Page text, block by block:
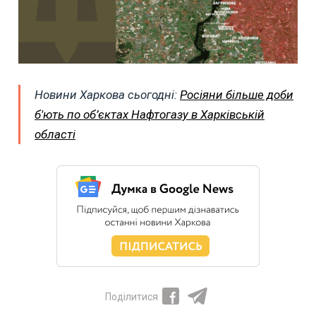
Новини Харкова сьогодні: Росіяни більше доби
б'ють по об’єктах Нафтогазу в Харківській
області
Поділитися